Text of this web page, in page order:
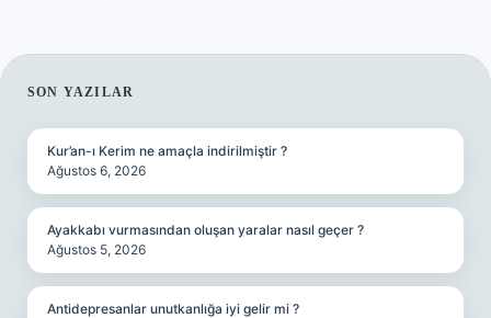
SIDEBAR
SON YAZILAR
Kur’an-ı Kerim ne amaçla indirilmiştir ?
Ağustos 6, 2026
Ayakkabı vurmasından oluşan yaralar nasıl geçer ?
Ağustos 5, 2026
Antidepresanlar unutkanlığa iyi gelir mi ?